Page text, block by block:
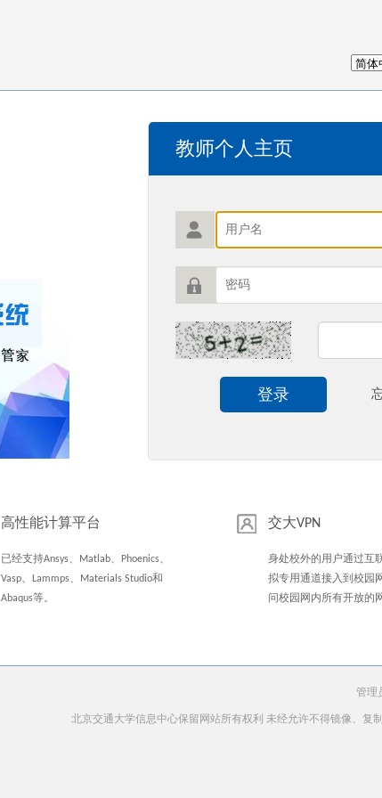
教师个人主页
登录
高性能计算平台
已经支持Ansys、Matlab、Phoenics、
Vasp、Lammps、Materials Studio和
Abaqus等。
交大VPN
身处校外的用户通过互
拟专用通道接入到校园
问校园网内所有开放的
管理
北京交通大学信息中心保留网站所有权利 未经允许不得镜像、复制